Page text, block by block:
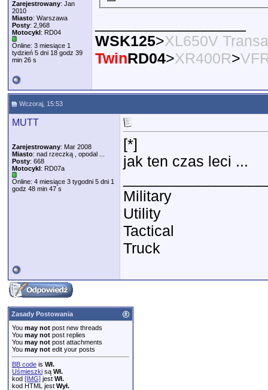
Zarejestrowany: Jan
2010
Miasto: Warszawa
Posty: 2,968
Motocykl: RD04
Online: 3 miesiące 1
tydzień 5 dni 18 godz 39
min 26 s
WSK125>XL650V
TwinRD04>XR400R>
Wczoraj, 15:53
MUTT
Zarejestrowany: Mar 2008
Miasto: nad rzeczką , opodal ...
Posty: 668
Motocykl: RD07a
Online: 4 miesiące 3 tygodni 5 dni 1
godz 48 min 47 s
[*]
jak ten czas leci ...
Military
Utility
Tactical
Truck
Zasady Postowania
You may not post new threads
You may not post replies
You may not post attachments
You may not edit your posts
BB code is Wł.
Uśmieszki są Wł.
kod [IMG] jest Wł.
kod HTML jest Wył.